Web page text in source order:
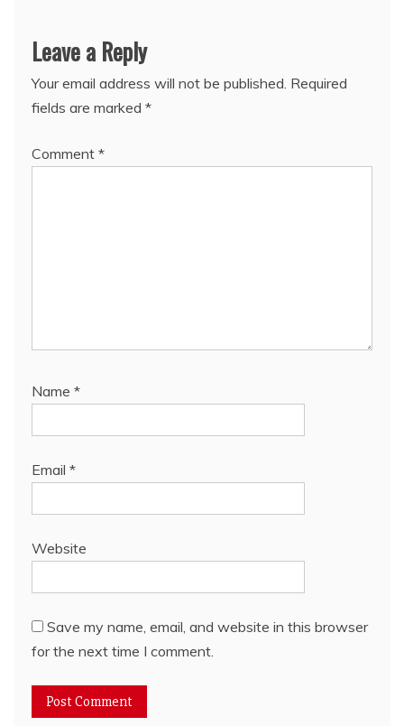
Leave a Reply
Your email address will not be published. Required
fields are marked *
Comment *
Name *
Email *
Website
Save my name, email, and website in this browser
for the next time I comment.